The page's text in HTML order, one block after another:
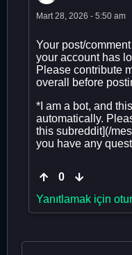
Mart 28, 2026 - 5:50 am
Your post/
your account has
Please contribute
overall before
*I am a bot, and
automatically.
this subreddit](/
you have any
0
Yanıtlamak için